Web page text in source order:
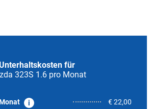
Unterhaltskosten für
323S 1.6 pro Monat
€ 22,00